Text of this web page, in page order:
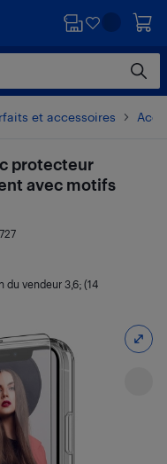
et accessoires
protecteur
avec motifs
du vendeur 3,6; (14